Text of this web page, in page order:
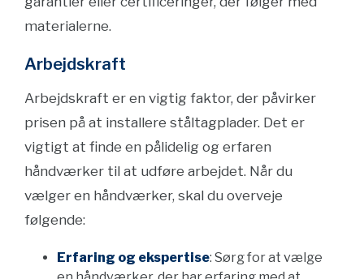
materialerne.
Arbejdskraft
Arbejdskraft er en vigtig faktor, der påvirker
prisen på at installere ståltagplader. Det er
vigtigt at finde en pålidelig og erfaren
håndværker til at udføre arbejdet. Når du
vælger en håndværker, skal du overveje
følgende:
Erfaring og ekspertise: Sørg for at vælge